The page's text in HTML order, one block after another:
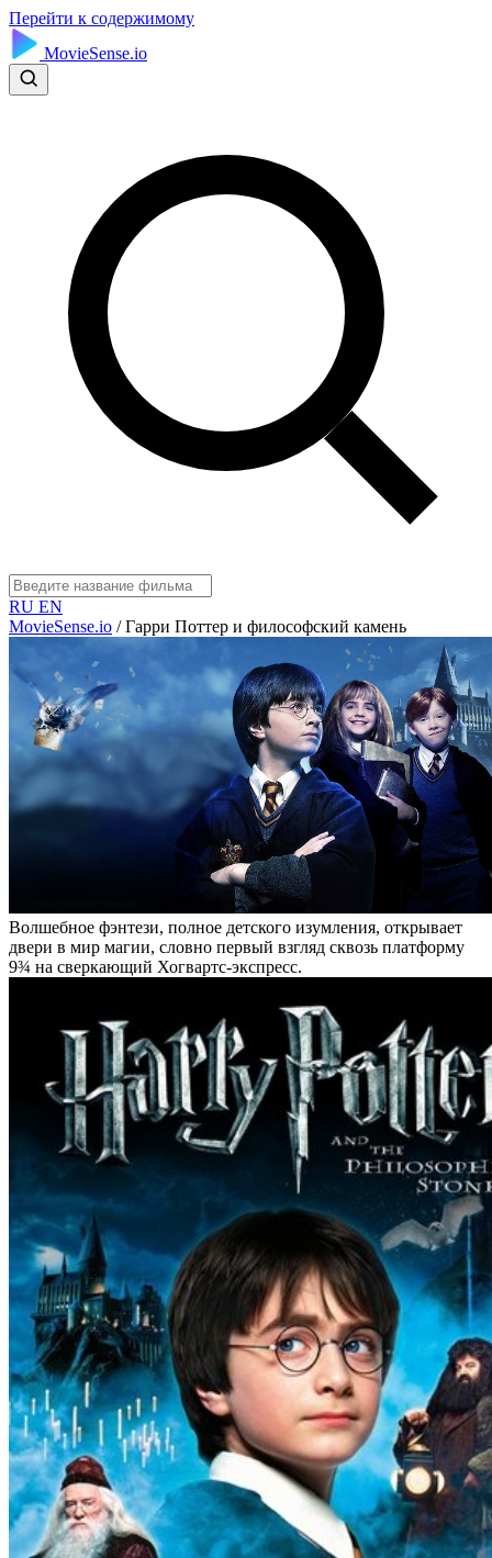
Перейти к содержимому
MovieSense.io
RU EN
MovieSense.io / Гарри Поттер и философский камень
Волшебное фэнтези, полное детского изумления, открывает
двери в мир магии, словно первый взгляд сквозь платформу
9¾ на сверкающий Хогвартс-экспресс.